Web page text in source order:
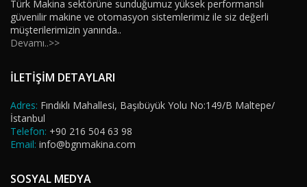
Türk Makina sektörüne sunduğumuz yüksek performanslı
güvenilir makine ve otomasyon sistemlerimiz ile siz değerli
müşterilerimizin yanında..
Devamı..>>
İLETİŞİM DETAYLARI
Adres: Fındıklı Mahallesi, Başıbüyük Yolu No:149/B Maltepe/
İstanbul
Telefon: +90 216 504 63 98
Email: info@bgnmakina.com
SOSYAL MEDYA